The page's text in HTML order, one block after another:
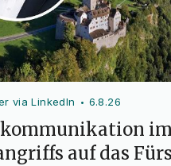
via LinkedIn • 6.8.26
auf das